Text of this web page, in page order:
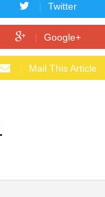
Twitter
Google+
Mail This Article